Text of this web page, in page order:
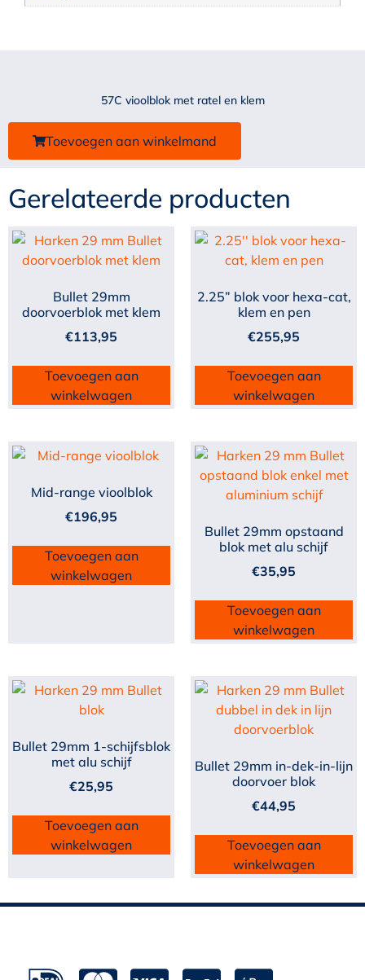
57C vioolblok met ratel en klem
Toevoegen aan winkelmand
Gerelateerde producten
Bullet 29mm
doorvoerblok met klem
€113,95
Toevoegen aan
winkelwagen
2.25” blok voor hexa-cat,
klem en pen
€255,95
Toevoegen aan
winkelwagen
Mid-range vioolblok
€196,95
Toevoegen aan
winkelwagen
Bullet 29mm opstaand
blok met alu schijf
€35,95
Toevoegen aan
winkelwagen
Bullet 29mm 1-schijfsblok
met alu schijf
€25,95
Toevoegen aan
winkelwagen
Bullet 29mm in-dek-in-lijn
doorvoer blok
€44,95
Toevoegen aan
winkelwagen